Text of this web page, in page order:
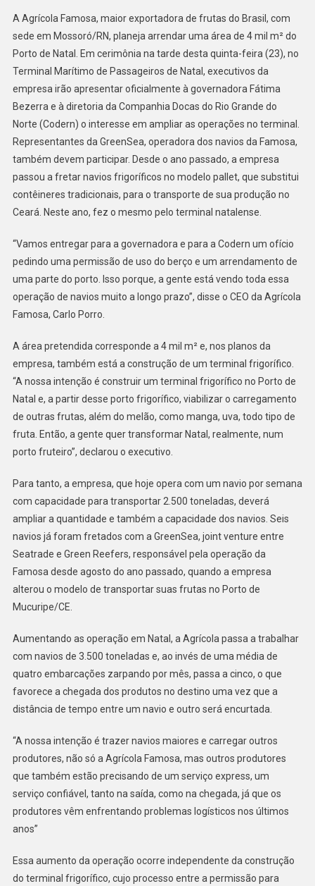
FAMOSA
PLANEJA
ARRENDAR
PORTO
DE
NATAL
A Agrícola Famosa, maior exportadora de frutas do Brasil, com
sede em Mossoró/RN, planeja arrendar uma área de 4 mil m² do
Porto de Natal. Em cerimônia na tarde desta quinta-feira (23), no
Terminal Marítimo de Passageiros de Natal, executivos da
empresa irão apresentar oficialmente à governadora Fátima
Bezerra e à diretoria da Companhia Docas do Rio Grande do
Norte (Codern) o interesse em ampliar as operações no terminal.
Representantes da GreenSea, operadora dos navios da Famosa,
também devem participar. Desde o ano passado, a empresa
passou a fretar navios frigoríficos no modelo pallet, que substitui
contêineres tradicionais, para o transporte de sua produção no
Ceará. Neste ano, fez o mesmo pelo terminal natalense.
“Vamos entregar para a governadora e para a Codern um ofício
pedindo uma permissão de uso do berço e um arrendamento de
uma parte do porto. Isso porque, a gente está vendo toda essa
operação de navios muito a longo prazo”, disse o CEO da Agrícola
Famosa, Carlo Porro.
A área pretendida corresponde a 4 mil m² e, nos planos da
empresa, também está a construção de um terminal frigorífico.
“A nossa intenção é construir um terminal frigorífico no Porto de
Natal e, a partir desse porto frigorífico, viabilizar o carregamento
de outras frutas, além do melão, como manga, uva, todo tipo de
fruta. Então, a gente quer transformar Natal, realmente, num
porto fruteiro”, declarou o executivo.
Para tanto, a empresa, que hoje opera com um navio por semana
com capacidade para transportar 2.500 toneladas, deverá
ampliar a quantidade e também a capacidade dos navios. Seis
navios já foram fretados com a GreenSea, joint venture entre
Seatrade e Green Reefers, responsável pela operação da
Famosa desde agosto do ano passado, quando a empresa
alterou o modelo de transportar suas frutas no Porto de
Mucuripe/CE.
Aumentando as operação em Natal, a Agrícola passa a trabalhar
com navios de 3.500 toneladas e, ao invés de uma média de
quatro embarcações zarpando por mês, passa a cinco, o que
favorece a chegada dos produtos no destino uma vez que a
distância de tempo entre um navio e outro será encurtada.
“A nossa intenção é trazer navios maiores e carregar outros
produtores, não só a Agrícola Famosa, mas outros produtores
que também estão precisando de um serviço express, um
serviço confiável, tanto na saída, como na chegada, já que os
produtores vêm enfrentando problemas logísticos nos últimos
anos”
Essa aumento da operação ocorre independente da construção
do terminal frigorífico, cujo processo entre a permissão para